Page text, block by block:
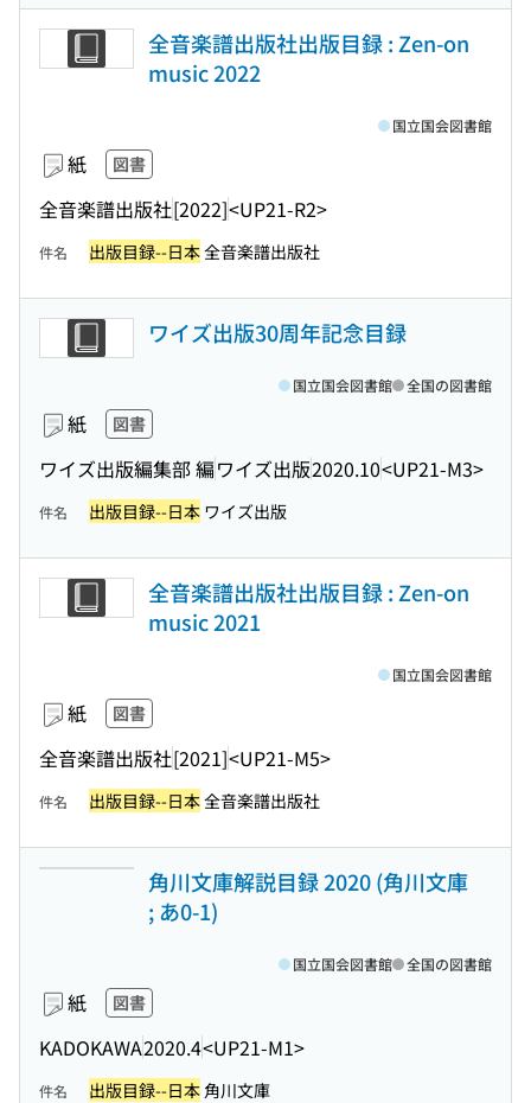
全音楽譜出版社出版目録 : Zen-on
music 2022
紙 図書
全音楽譜出版社[2022]<UP21-R2>
国立国会図書館
件名 出版目録--日本全音楽譜出版社
ワイズ出版30周年記念目録
紙 図書
ワイズ出版編集部 編ワイズ出版2020.10<UP21-M3>
国立国会図書館 全国の図書館
件名 出版目録--日本 ワイズ出版
全音楽譜出版社出版目録 : Zen-on
music 2021
紙 図書
全音楽譜出版社[2021]<UP21-M5>
国立国会図書館
件名 出版目録--日本全音楽譜出版社
角川文庫解説目録 2020 (角川文庫
; あ0-1)
紙 図書
KADOKAWA2020.4<UP21-M1>
国立国会図書館 全国の図書館
件名 出版目録--日本 角川文庫